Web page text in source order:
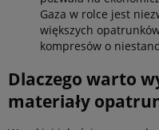
Gaza w rolce jest
większych
kompresów o
Dlaczego warto
materiały